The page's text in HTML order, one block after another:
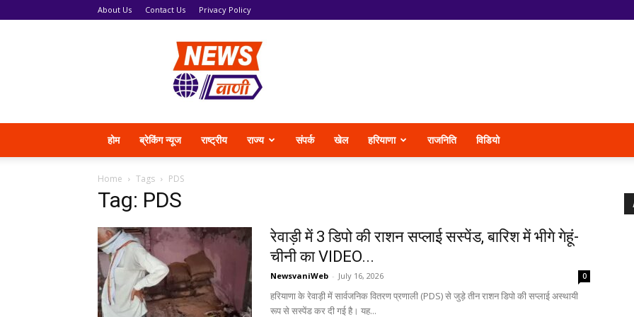
About Us Contact Us Privacy Policy
News
Vani
होम ब्रेकिंग न्यूज राष्ट्रीय राज्य संपर्क खेल हरियाणा राजनिति विडियो
Home Tags PDS
Tag: PDS
रेवाड़ी में 3 डिपो की राशन सप्लाई सस्पेंड, बारिश में भीगे गेहूं-
चीनी का VIDEO...
NewsvaniWeb - July 16, 2026 0
हरियाणा के रेवाड़ी में सार्वजनिक वितरण प्रणाली (PDS) से जुड़े तीन राशन डिपो की सप्लाई अस्थायी
रूप से सस्पेंड कर दी गई है। यह...